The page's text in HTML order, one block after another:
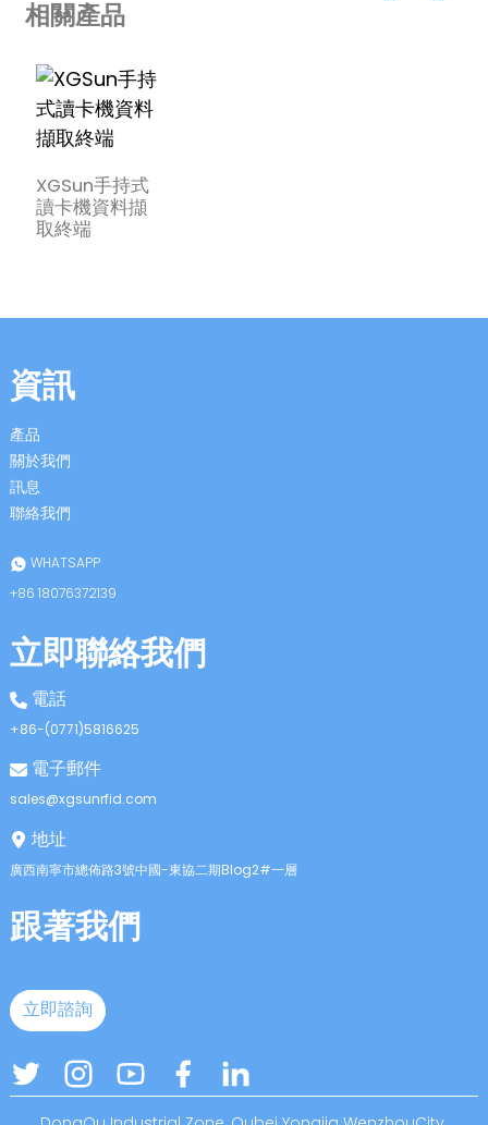
相關產品
XGSun手持式
讀卡機資料擷
取終端
資訊
產品
關於我們
訊息
聯絡我們
WHATSAPP
+86 18076372139
立即聯絡我們
電話
+86-(0771)5816625
電子郵件
sales@xgsunrfid.com
地址
廣西南寧市總佈路3號中國-東協二期Blog2#一層
跟著我們
立即諮詢